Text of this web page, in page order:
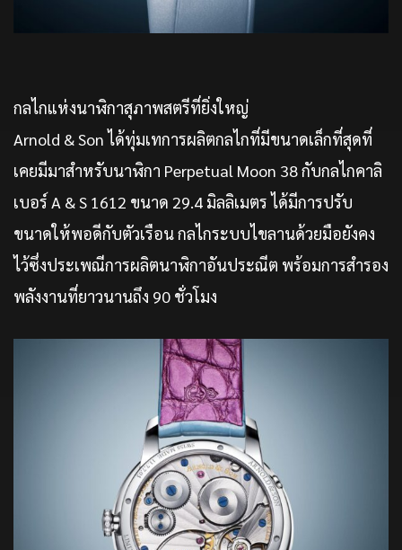
กลไกแห่งนาฬิกาสุภาพสตรีที่ยิ่งใหญ่
Arnold & Son ได้ทุ่มเทการผลิตกลไกที่มีขนาดเล็กที่สุดที่
เคยมีมาสำหรับนาฬิกา Perpetual Moon 38 กับกลไกคาลิ
เบอร์ A & S 1612 ขนาด 29.4 มิลลิเมตร ได้มีการปรับ
ขนาดให้พอดีกับตัวเรือน กลไกระบบไขลานด้วยมือยังคง
ไว้ซึ่งประเพณีการผลิตนาฬิกาอันประณีต พร้อมการสำรอง
พลังงานที่ยาวนานถึง 90 ชั่วโมง